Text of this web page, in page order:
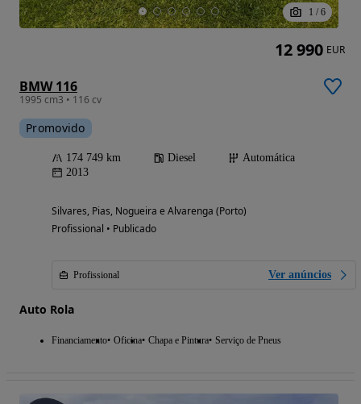
1 / 6
BMW 116
1995 cm3 • 116 cv
Promovido
174 749 km Diesel
Automática
2013
Silvares, Pias, Nogueira e Alvarenga (Porto)
Profissional • Publicado
Profissional Ver anúncios
Auto Rola
Financiamento Oficina Chapa e Pintura Serviço de Pneus
12 990 EUR